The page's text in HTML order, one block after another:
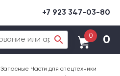
+7 923 347-03-80
0 0
Запасные Части для спецтехники